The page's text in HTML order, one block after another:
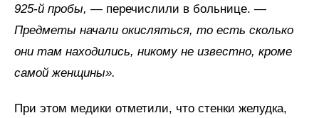
925-й пробы, — перечислили в больнице. —
Предметы начали окисляться, то есть сколько
они там находились, никому не известно, кроме
самой женщины».
При этом медики отметили, что стенки желудка,